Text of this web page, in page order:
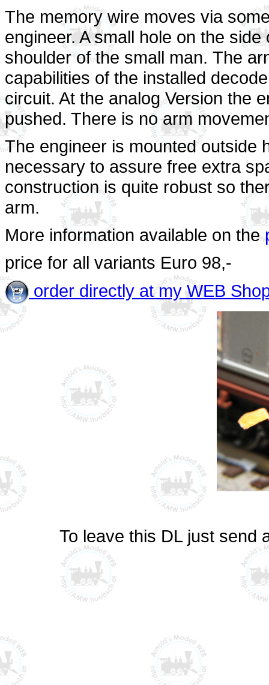
The memory wire moves via
engineer. A small hole on the
shoulder of the small man. The
capabilities of the installed
circuit. At the analog Version the
pushed. There is no arm
The engineer is mounted outside
necessary to assure free extra
construction is quite robust so
arm.
More information available on the
price for all variants Euro 98,-
order directly at my WEB
To leave this DL just send